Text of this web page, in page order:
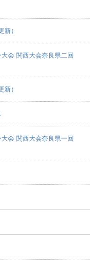
）
会 関西大会奈良県二回
）
会 関西大会奈良県一回